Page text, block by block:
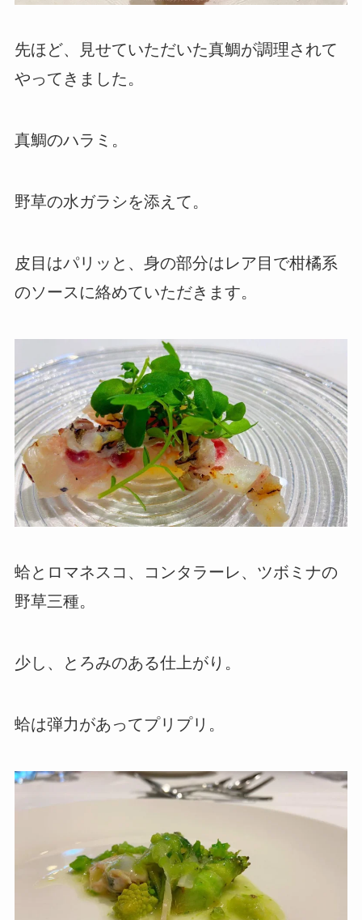
先ほど、見せていただいた真鯛が調理されて
やってきました。
真鯛のハラミ。
野草の水ガラシを添えて。
皮目はパリッと、身の部分はレア目で柑橘系
のソースに絡めていただきます。
蛤とロマネスコ、コンタラーレ、ツボミナの
野草三種。
少し、とろみのある仕上がり。
蛤は弾力があってプリプリ。